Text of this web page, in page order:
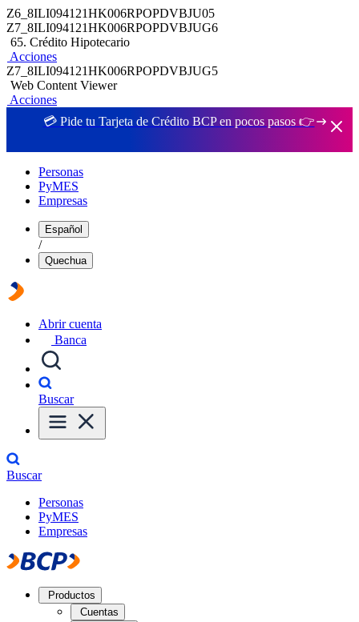
Z6_8ILI094121HK006RPOPDVBJU05
Z7_8ILI094121HK006RPOPDVBJUG6
65. Crédito Hipotecario
Acciones
Z7_8ILI094121HK006RPOPDVBJUG5
Web Content Viewer
Acciones
💳 Pide tu Tarjeta de Crédito BCP en pocos pasos 👉
Personas
PyMES
Empresas
Español
/
Quechua
Abrir cuenta
Banca
Buscar
Buscar
Personas
PyMES
Empresas
Productos
Cuentas